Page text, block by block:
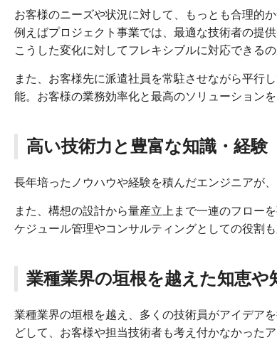
お客様のニーズや状況に対して、もっとも合理的
例えばプロジェクト事業では、最適な技術者の提
こうした変化に対してフレキシブルに対応できるの
また、お客様先に派遣社員を常駐させながら平行
能。お客様の業務効率化と最高のソリューションを
高い技術力と豊富な知識・経験
長年培ったノウハウや経験を積んだエンジニアが
また、構想の設計から量産立上まで一連のフロー
ケジュール管理やコンサルティングとしての役割も
業種業界の垣根を越えた知恵や
業種業界の垣根を越え、多くの技術員がアイデア
どして、お客様や担当技術者も考え付かなかった